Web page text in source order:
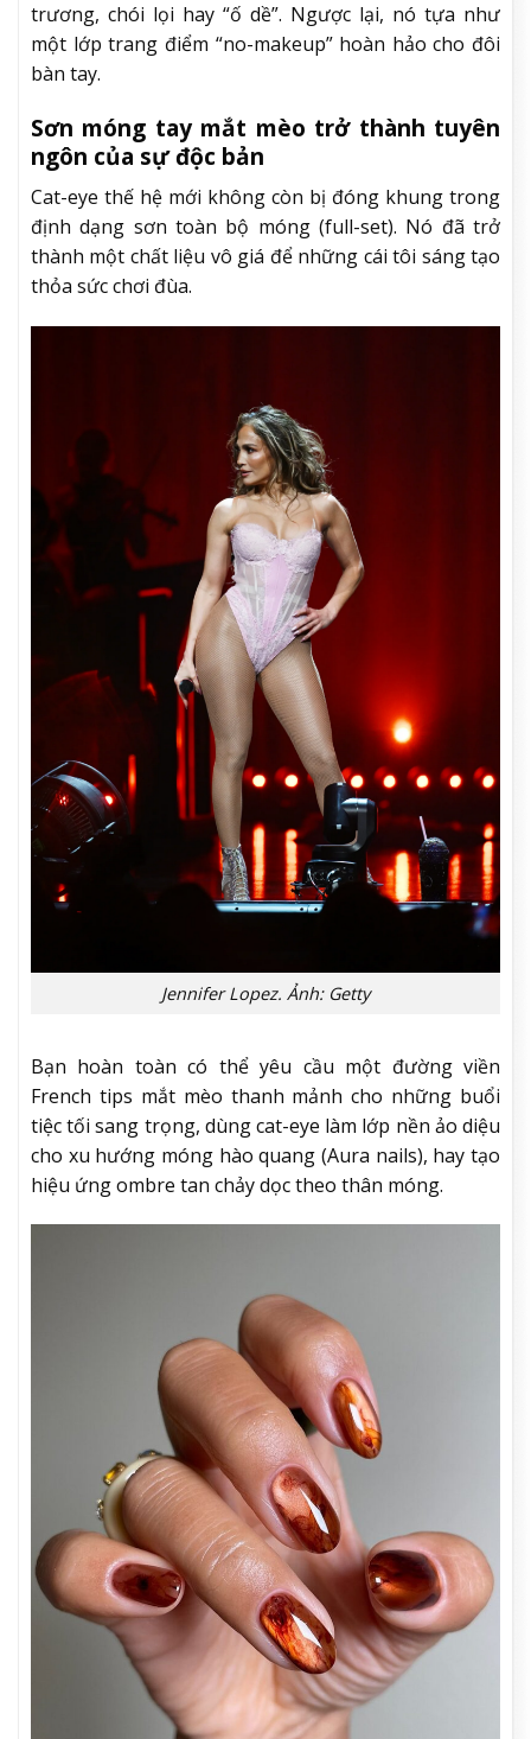
trương, chói lọi hay “ố dề”. Ngược lại, nó tựa như
một lớp trang điểm “no-makeup” hoàn hảo cho đôi
bàn tay.
Sơn móng tay mắt mèo trở thành tuyên
ngôn của sự độc bản
Cat-eye thế hệ mới không còn bị đóng khung trong
định dạng sơn toàn bộ móng (full-set). Nó đã trở
thành một chất liệu vô giá để những cái tôi sáng tạo
thỏa sức chơi đùa.
Jennifer Lopez. Ảnh: Getty
Bạn hoàn toàn có thể yêu cầu một đường viền
French tips mắt mèo thanh mảnh cho những buổi
tiệc tối sang trọng, dùng cat-eye làm lớp nền ảo diệu
cho xu hướng móng hào quang (Aura nails), hay tạo
hiệu ứng ombre tan chảy dọc theo thân móng.